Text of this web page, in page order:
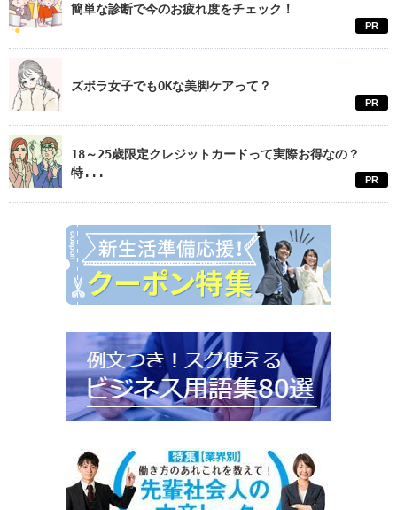
簡単な診断で今のお疲れ度をチェック！
PR
ズボラ女子でもOKな美脚ケアって？
PR
18～25歳限定クレジットカードって実際お得なの？
特...
PR